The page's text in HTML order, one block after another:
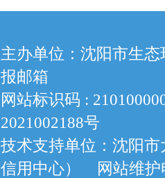
主办单位：沈阳市生
报邮箱
网站标识码 :
2021002188号
技术支持单位：沈阳
信用中心） 网站维护